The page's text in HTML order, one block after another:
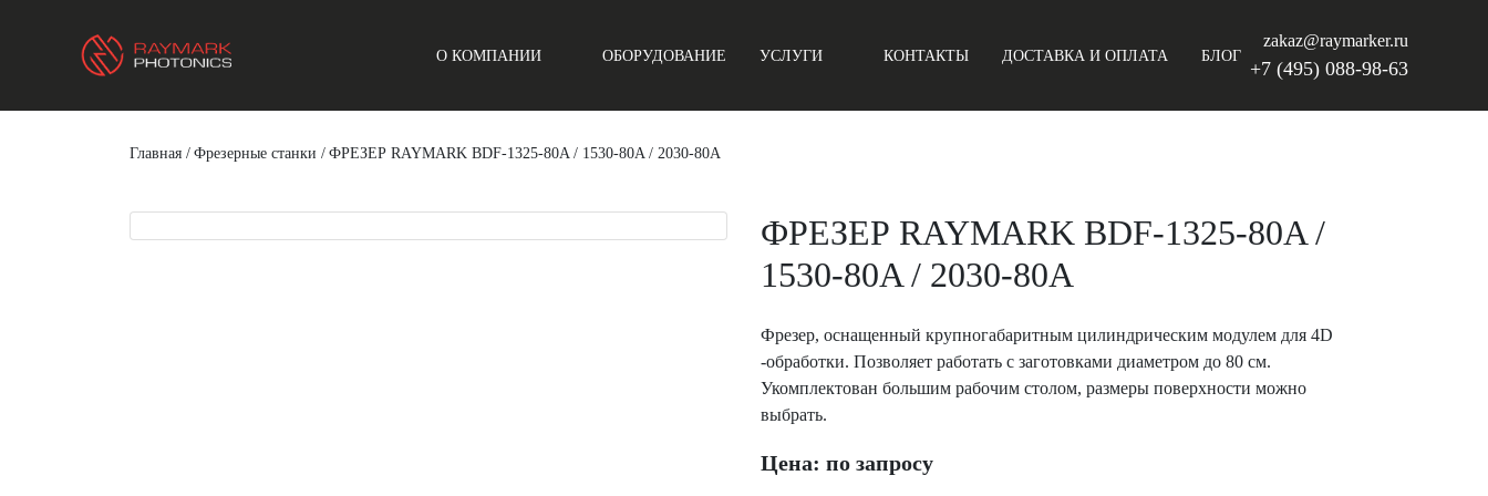
О КОМПАНИИ ОБОРУДОВАНИЕ УСЛУГИ КОНТАКТЫ ДОСТАВКА И ОПЛАТА БЛОГ
zakaz@raymarker.ru
+7 (495) 088-98-63
Главная / Фрезерные станки / ФРЕЗЕР RAYMARK BDF-1325-80A / 1530-80A / 2030-80A
ФРЕЗЕР RAYMARK BDF-1325-80A /
1530-80A / 2030-80A
Фрезер, оснащенный крупногабаритным цилиндрическим модулем для 4D
-обработки. Позволяет работать с заготовками диаметром до 80 см.
Укомплектован большим рабочим столом, размеры поверхности можно
выбрать.
Цена: по запросу